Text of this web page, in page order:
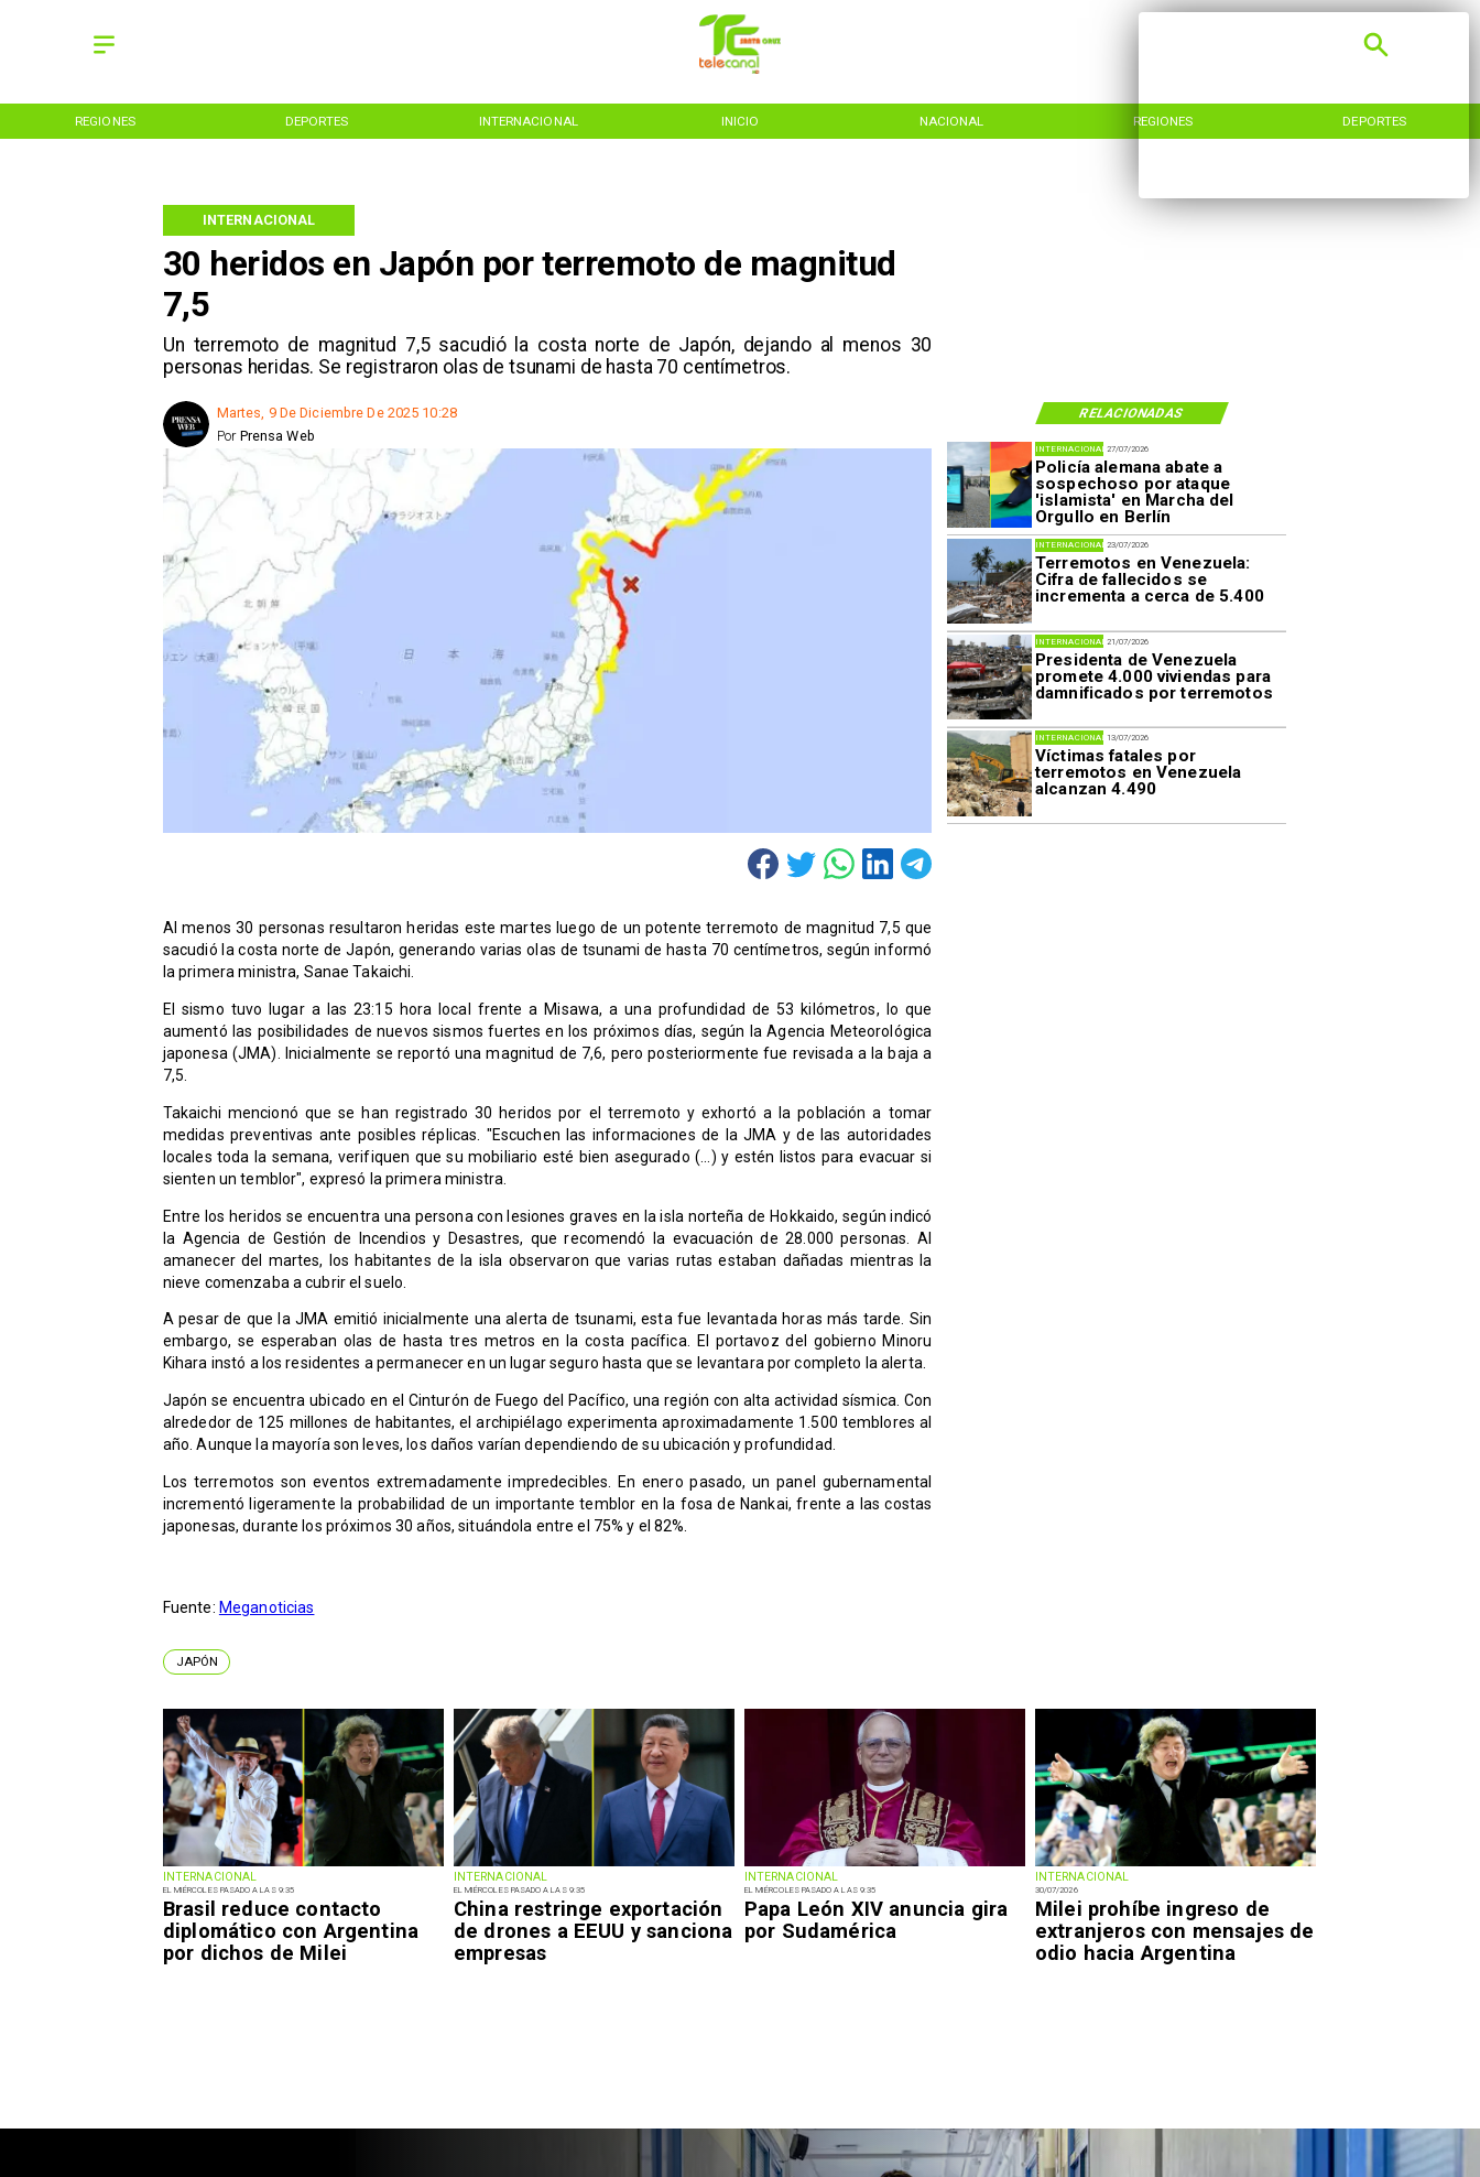
REGIONES DEPORTES INTERNACIONAL INICIO NACIONAL REGIONES DEPORTES
30 heridos en Japón por terremoto de magnitud
7,5
Un terremoto de magnitud 7,5 sacudió la costa norte de Japón, dejando al menos 30
personas heridas. Se registraron olas de tsunami de hasta 70 centímetros.
INTERNACIONAL
RELACIONADAS
Martes, 9 De Diciembre De 2025 10:28
Prensa Web
Por
INTERNACIONAL
EL MIÉRCOLES PASADO A LAS 9:35
Brasil reduce contacto
diplomático con Argentina
por dichos de Milei
INTERNACIONAL
EL MIÉRCOLES PASADO A LAS 9:35
China restringe exportación
de drones a EEUU y sanciona
empresas
INTERNACIONAL
EL MIÉRCOLES PASADO A LAS 9:35
Papa León XIV anuncia gira
por Sudamérica
INTERNACIONAL
30/07/2026
Milei prohíbe ingreso de
extranjeros con mensajes de
odio hacia Argentina
27/07/2026
Policía alemana abate a
sospechoso por ataque
'islamista' en Marcha del
Orgullo en Berlín
INTERNACIONAL
23/07/2026
Terremotos en Venezuela:
Cifra de fallecidos se
incrementa a cerca de 5.400
INTERNACIONAL
21/07/2026
Presidenta de Venezuela
promete 4.000 viviendas para
damnificados por terremotos
INTERNACIONAL
13/07/2026
Víctimas fatales por
terremotos en Venezuela
alcanzan 4.490
INTERNACIONAL
Al menos 30 personas resultaron heridas este martes luego de un potente terremoto de magnitud 7,5 que
sacudió la costa norte de Japón, generando varias olas de tsunami de hasta 70 centímetros, según informó
la primera ministra, Sanae Takaichi.
El sismo tuvo lugar a las 23:15 hora local frente a Misawa, a una profundidad de 53 kilómetros, lo que
aumentó las posibilidades de nuevos sismos fuertes en los próximos días, según la Agencia Meteorológica
japonesa (JMA). Inicialmente se reportó una magnitud de 7,6, pero posteriormente fue revisada a la baja a
7,5.
Takaichi mencionó que se han registrado 30 heridos por el terremoto y exhortó a la población a tomar
medidas preventivas ante posibles réplicas. "Escuchen las informaciones de la JMA y de las autoridades
locales toda la semana, verifiquen que su mobiliario esté bien asegurado (...) y estén listos para evacuar si
sienten un temblor", expresó la primera ministra.
Entre los heridos se encuentra una persona con lesiones graves en la isla norteña de Hokkaido, según indicó
la Agencia de Gestión de Incendios y Desastres, que recomendó la evacuación de 28.000 personas. Al
amanecer del martes, los habitantes de la isla observaron que varias rutas estaban dañadas mientras la
nieve comenzaba a cubrir el suelo.
A pesar de que la JMA emitió inicialmente una alerta de tsunami, esta fue levantada horas más tarde. Sin
embargo, se esperaban olas de hasta tres metros en la costa pacífica. El portavoz del gobierno Minoru
Kihara instó a los residentes a permanecer en un lugar seguro hasta que se levantara por completo la alerta.
Japón se encuentra ubicado en el Cinturón de Fuego del Pacífico, una región con alta actividad sísmica. Con
alrededor de 125 millones de habitantes, el archipiélago experimenta aproximadamente 1.500 temblores al
año. Aunque la mayoría son leves, los daños varían dependiendo de su ubicación y profundidad.
Los terremotos son eventos extremadamente impredecibles. En enero pasado, un panel gubernamental
incrementó ligeramente la probabilidad de un importante temblor en la fosa de Nankai, frente a las costas
japonesas, durante los próximos 30 años, situándola entre el 75% y el 82%.
Fuente: Meganoticias
JAPÓN